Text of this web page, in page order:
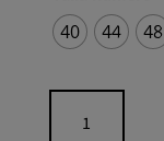
40 44 48
corto